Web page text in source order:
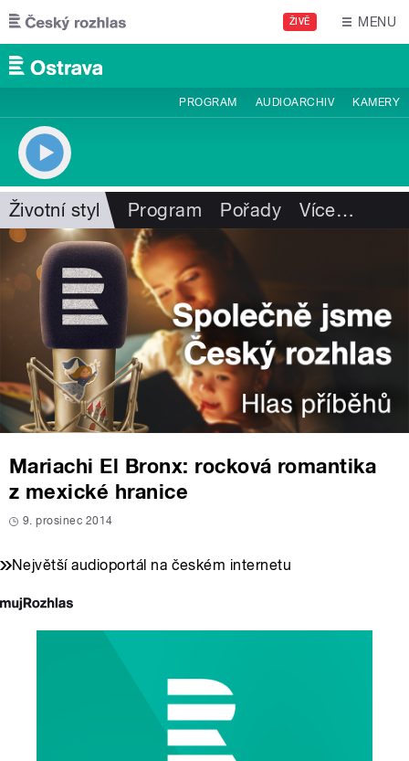
Přejít k hlavnímu obsahu
ŽIVĚ MENU
PROGRAM AUDIOARCHIV KAMERY
Životní styl Program Pořady Více…
Mariachi El Bronx: rocková romantika
z mexické hranice
9. prosinec 2014
Největší audioportál na českém internetu